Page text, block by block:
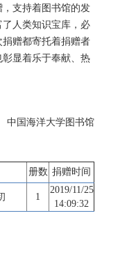
支持着图书馆的发
人类知识宝库，必
赠都寄托着捐赠者
显着乐于奉献、热
中国海洋大学图书馆
册数 捐赠时间
1
2019/11/25
14:09:32